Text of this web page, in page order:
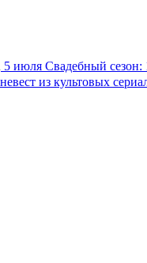
5 июля Свадебный
невест из культовых